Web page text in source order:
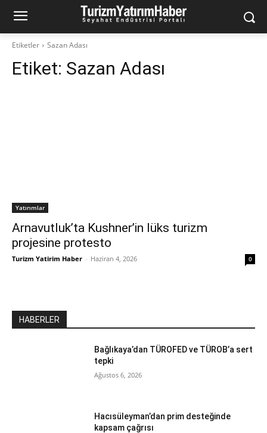
Etiketler Sazan Adası
Etiket: Sazan Adası
Yatırımlar
Arnavutluk’ta Kushner’in lüks turizm
projesine protesto
Turizm Yatirim Haber - Haziran 4, 2026 0
HABERLER
Bağlıkaya’dan TÜROFED ve TÜROB’a sert
tepki
Ağustos 6, 2026
Hacısüleyman’dan prim desteğinde
kapsam çağrısı